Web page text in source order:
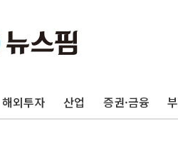
해외투자 산업 증권·금융
청 출범…피해자들 '범죄 사각지대' 우
과 발표...'김민석 재역전 vs 정청래